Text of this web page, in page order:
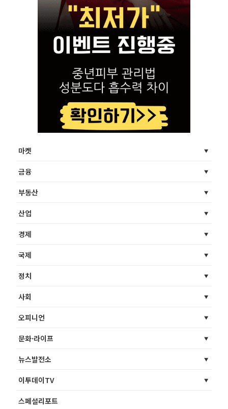
마켓
금융
부동산
산업
경제
국제
정치
사회
오피니언
문화·라이프
뉴스발전소
이투데이TV
스페셜리포트